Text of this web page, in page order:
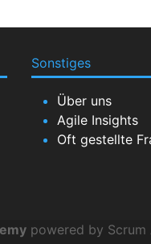
Sonstiges
Über uns
Agile Insights
Oft gestellte
powered by Scrum